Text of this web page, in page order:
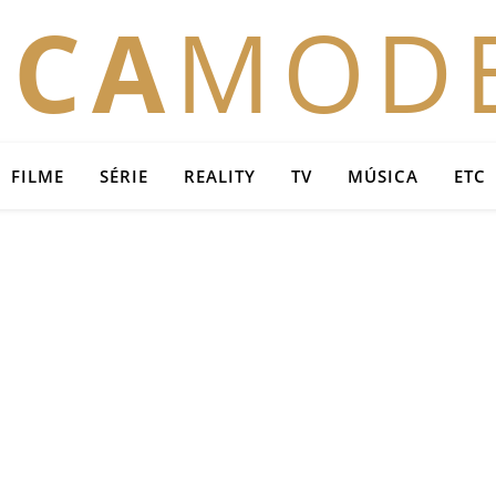
FILME SÉRIE REALITY TV MÚSICA ETC